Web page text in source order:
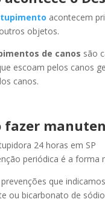
acontecem
objetos.
de canos são
escoam pelos canos
canos.
fazer
periódica é a forma
que
ou bicarbonato de